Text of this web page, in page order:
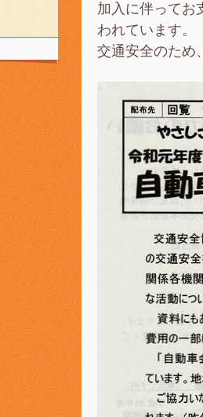
加入に伴ってお
われています。
交通安全のため